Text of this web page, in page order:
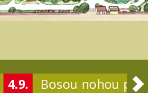
4.9. Bosou nohou po